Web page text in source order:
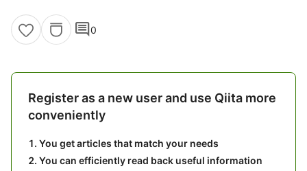
comment0
Register as a new user and use Qiita more
conveniently
You get articles that match your needs
You can efficiently read back useful information